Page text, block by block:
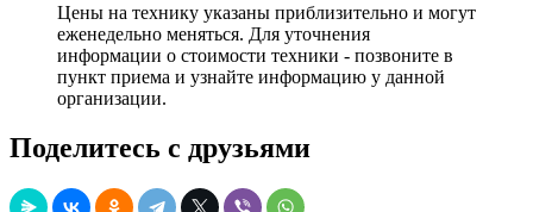
Цены на технику указаны приблизительно и могут
еженедельно меняться. Для уточнения
информации о стоимости техники - позвоните в
пункт приема и узнайте информацию у данной
организации.
Поделитесь с друзьями